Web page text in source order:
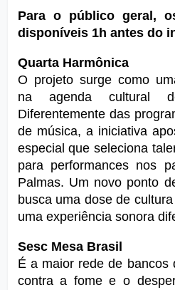
Para o público geral,
disponíveis 1h antes do
Quarta Harmônica
O projeto surge como
na agenda cultural
Diferentemente das
de música, a iniciativa
especial que seleciona
para performances nos
Palmas. Um novo ponto
busca uma dose de
uma experiência sonora
Sesc Mesa Brasil
É a maior rede de bancos
contra a fome e o